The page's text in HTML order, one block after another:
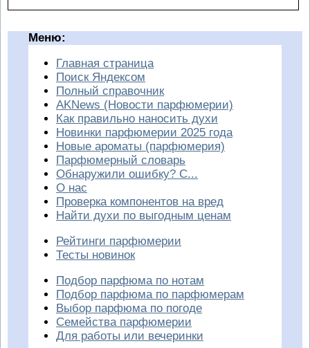
Меню:
Главная страница
Поиск Яндексом
Полный справочник
AKNews (Новости парфюмерии)
Как правильно наносить духи
Новинки парфюмерии 2025 года
Новые ароматы (парфюмерия)
Парфюмерный словарь
Обнаружили ошибку? С...
О нас
Проверка компонентов на вред
Найти духи по выгодным ценам
Рейтинги парфюмерии
Тесты новинок
Подбор парфюма по нотам
Подбор парфюма по парфюмерам
Выбор парфюма по погоде
Семейства парфюмерии
Для работы или вечеринки